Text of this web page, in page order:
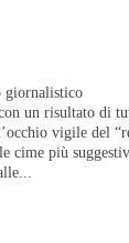
giornalistico
un risultato di
vigile del
cime più